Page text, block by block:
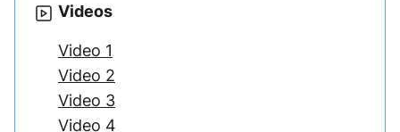
Videos
Video 1
Video 2
Video 3
Video 4